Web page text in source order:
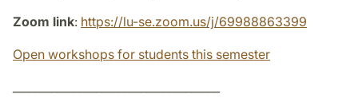
Zoom link: https://lu-se.zoom.us/j/69988863399
Open workshops for students this semester